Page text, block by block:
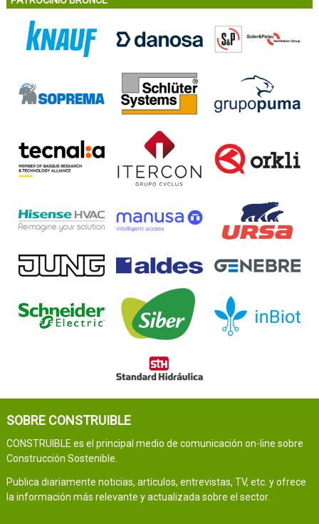
SOBRE CONSTRUIBLE
CONSTRUIBLE es el principal medio de comunicación on-line sobre
Construcción Sostenible.
Publica diariamente noticias, artículos, entrevistas, TV, etc. y ofrece
la información más relevante y actualizada sobre el sector.